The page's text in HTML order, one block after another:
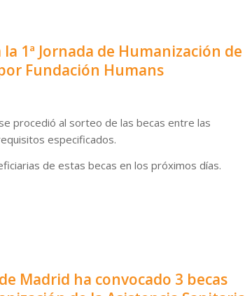
1ª Jornada de Humanización de
Fundación Humans
procedió al sorteo de las becas entre las
especificados.
de estas becas en los próximos días.
Madrid ha convocado 3 becas